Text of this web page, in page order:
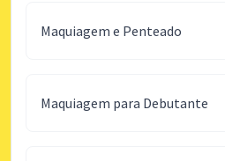
Maquiagem e Penteado
Maquiagem para Debutante